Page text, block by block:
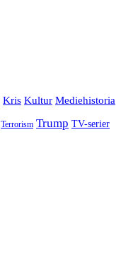
Kris Kultur Mediehistoria
Terrorism Trump TV-serier